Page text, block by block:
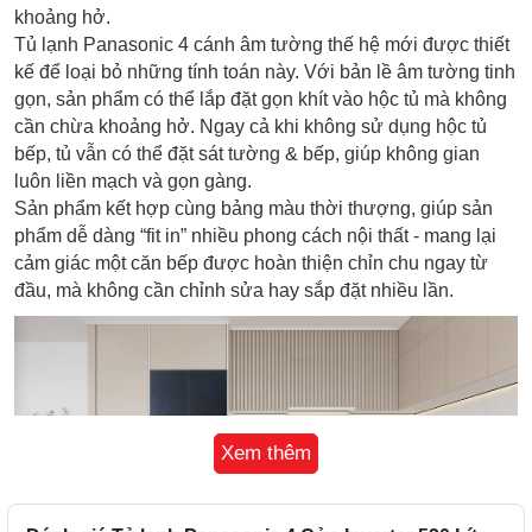
khoảng hở.
Tủ lạnh Panasonic 4 cánh âm tường thế hệ mới được thiết
kế để loại bỏ những tính toán này. Với bản lề âm tường tinh
gọn, sản phẩm có thể lắp đặt gọn khít vào hộc tủ mà không
cần chừa khoảng hở. Ngay cả khi không sử dụng hộc tủ
bếp, tủ vẫn có thể đặt sát tường & bếp, giúp không gian
luôn liền mạch và gọn gàng.
Sản phẩm kết hợp cùng bảng màu thời thượng, giúp sản
phẩm dễ dàng “fit in” nhiều phong cách nội thất - mang lại
cảm giác một căn bếp được hoàn thiện chỉn chu ngay từ
đầu, mà không cần chỉnh sửa hay sắp đặt nhiều lần.
Xem thêm